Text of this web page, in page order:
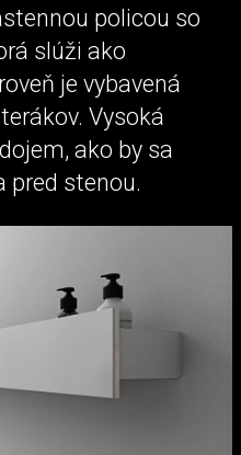
policou so
slúži ako
je vybavená
Vysoká
ako by sa
pred stenou.